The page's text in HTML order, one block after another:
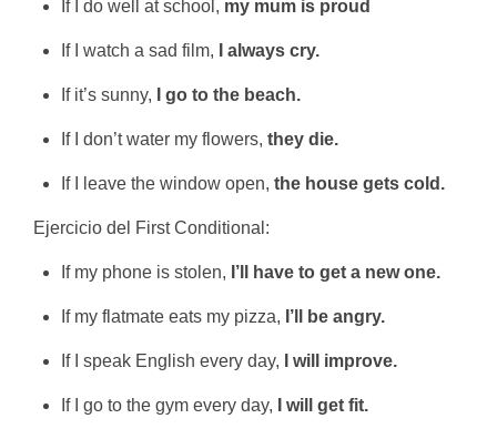
If I do well at school, my mum is proud
If I watch a sad film, I always cry.
If it’s sunny, I go to the beach.
If I don’t water my flowers, they die.
If I leave the window open,the house gets cold.
Ejercicio del First Conditional:
If my phone is stolen, I’ll have to get a new one.
If my flatmate eats my pizza, I’ll be angry.
If I speak English every day, I will improve.
If I go to the gym every day, I will get fit.